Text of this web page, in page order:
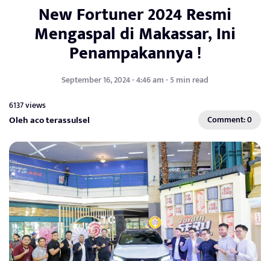
New Fortuner 2024 Resmi
Mengaspal di Makassar, Ini
Penampakannya !
September 16, 2024 - 4:46 am - 5 min read
6137 views
Oleh aco terassulsel Comment: 0